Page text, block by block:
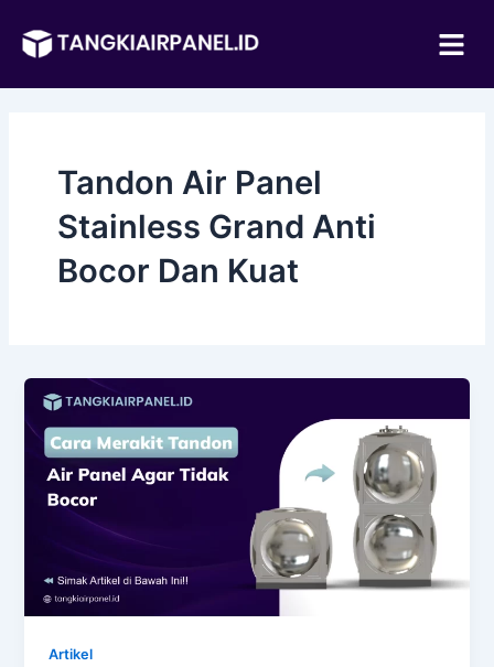
konten
Tandon Air Panel
Stainless Grand Anti
Bocor Dan Kuat
Artikel